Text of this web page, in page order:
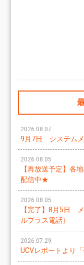
2026.08.07
9月7日 システムメ
2026.08.05
【再放送予定】
配信中★
2026.08.05
【完了】8月5日
ルプラス電話）
2026.07.29
UCVレポートより